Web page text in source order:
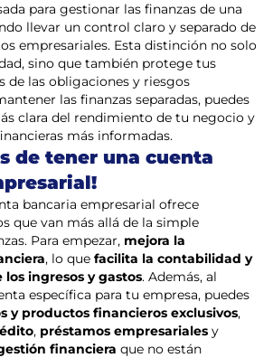
para gestionar las finanzas de una
llevar un control claro y separado de
empresariales. Esta distinción no solo
sino que también protege tus
de las obligaciones y riesgos
las finanzas separadas, puedes
clara del rendimiento de tu negocio y
más informadas.
de tener una cuenta
bancaria empresarial ofrece
que van más allá de la simple
Para empezar, mejora la
, lo que facilita la contabilidad y
ingresos y gastos. Además, al
específica para tu empresa, puedes
y productos financieros exclusivos,
, préstamos empresariales y
financiera que no están